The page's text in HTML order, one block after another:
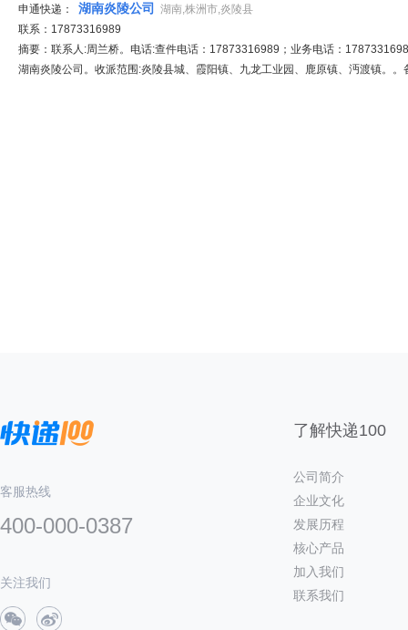
申通快递： 湖南炎陵公司
湖南,株洲市,炎陵县
联系：17873316989
摘要：联系人:周兰桥。电话:查件电话：17873316989；业务电话：
湖南炎陵公司。收派范围:炎陵县城、霞阳镇、九龙工业园、鹿原镇、沔渡镇。
客服热线
400-000-0387
关注我们
了解快递100
公司简介
企业文化
发展历程
核心产品
加入我们
联系我们